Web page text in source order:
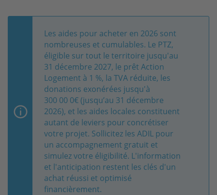
Les aides pour acheter en 2026 sont
nombreuses et cumulables. Le PTZ,
éligible sur tout le territoire jusqu'au
31 décembre 2027, le prêt Action
Logement à 1 %, la TVA réduite, les
donations exonérées jusqu'à
300 00 0€ (jusqu’au 31 décembre
2026), et les aides locales constituent
autant de leviers pour concrétiser
votre projet. Sollicitez les ADIL pour
un accompagnement gratuit et
simulez votre éligibilité. L'information
et l'anticipation restent les clés d'un
achat réussi et optimisé
financièrement.